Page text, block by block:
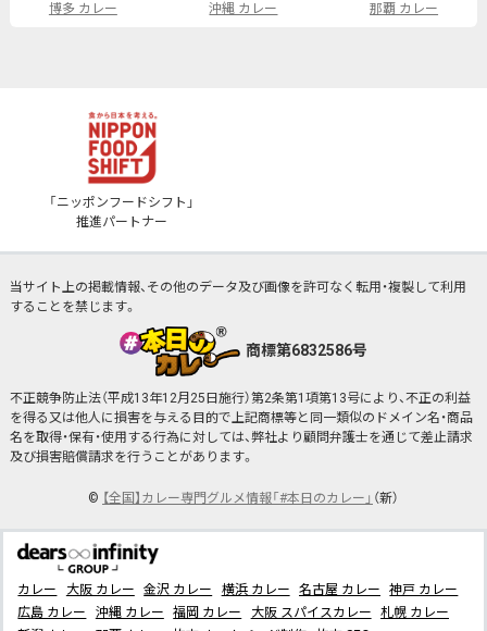
博多 カレー
沖縄 カレー 那覇 カレー
「ニッポンフードシフト」
推進パートナー
当サイト上の掲載情報、その他のデータ及び画像を許可なく転用・複製して利用
することを禁じます。
商標第6832586号
不正競争防止法（平成13年12月25日施行）第2条第1項第13号により、不正の利益
を得る又は他人に損害を与える目的で上記商標等と同一類似のドメイン名・商品
名を取得・保有・使用する行為に対しては、弊社より顧問弁護士を通じて差止請求
及び損害賠償請求を行うことがあります。
© 【全国】カレー専門グルメ情報「#本日のカレー」 （新）
カレー 大阪 カレー 金沢 カレー 横浜 カレー 名古屋 カレー
神戸 カレー
広島 カレー
沖縄 カレー 福岡 カレー 大阪 スパイスカレー
札幌 カレー